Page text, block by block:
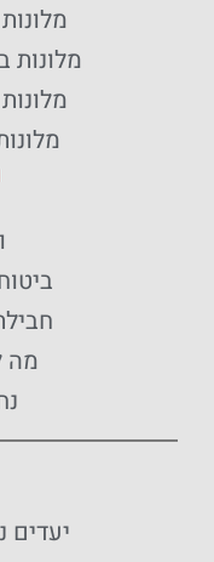
מלונות
מה
יעדים